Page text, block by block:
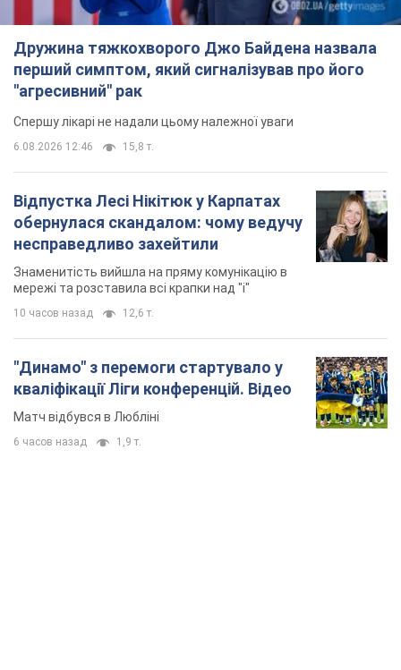
несправедливо захейтили
Знаменитість вийшла на пряму комунікацію в
мережі та розставила всі крапки над "і"
10 часов назад 12,6 т.
"Динамо" з перемоги стартувало у
кваліфікації Ліги конференцій. Відео
6 часов назад 1,9 т.